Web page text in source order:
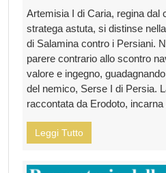
Artemisia I di Caria, regina dal
stratega astuta, si distinse
di Salamina contro i Persiani.
parere contrario allo scontro
valore e ingegno,
del nemico, Serse I di Persia.
raccontata da Erodoto, incarna
Leggi Tutto